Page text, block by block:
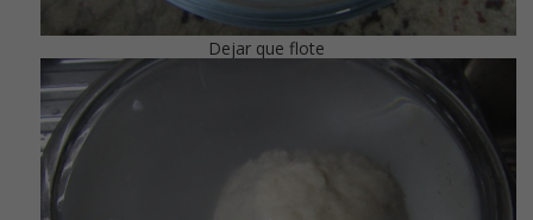
Dejar que flote